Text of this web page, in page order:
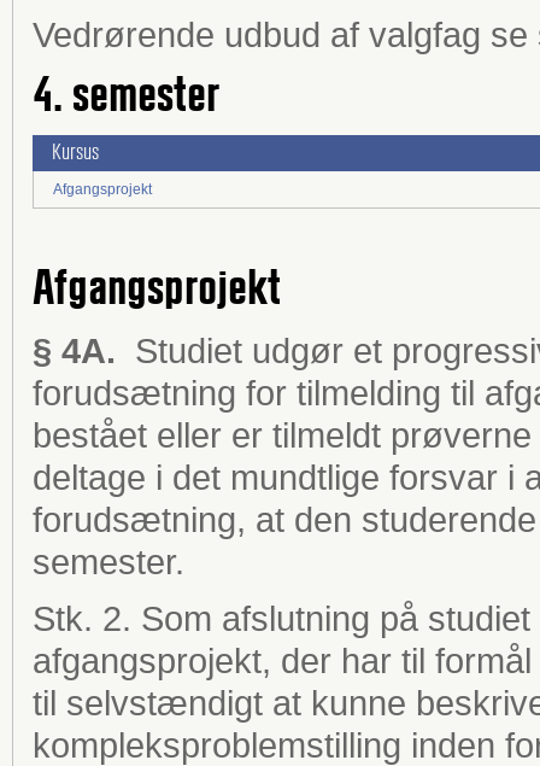
Vedrørende udbud af valgfag
4. semester
Kursus
Afgangsprojekt
Afgangsprojekt
§ 4A. Studiet udgør et
forudsætning for tilmelding til
bestået eller er tilmeldt
deltage i det mundtlige forsvar i
forudsætning, at den
semester.
Stk. 2. Som afslutning på
afgangsprojekt, der har til
til selvstændigt at kunne
kompleksproblemstilling inden